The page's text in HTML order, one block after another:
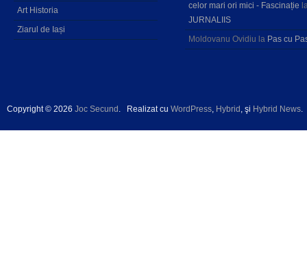
Art Historia
Ziarul de Iași
celor mari ori mici - Fascinație
JURNALIIS
Moldovanu Ovidiu la Pas cu
Copyright © 2026 Joc Secund . Realizat cu WordPress, Hybrid , şi Hybrid News.